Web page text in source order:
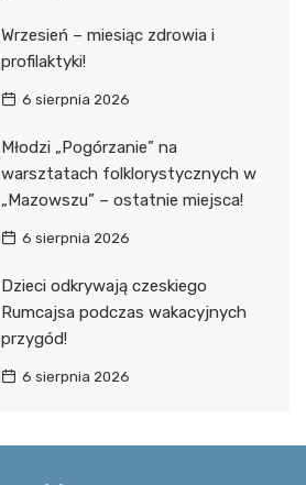
Wrzesień – miesiąc zdrowia i
profilaktyki!
6 sierpnia 2026
Młodzi „Pogórzanie” na
warsztatach folklorystycznych w
„Mazowszu” – ostatnie miejsca!
6 sierpnia 2026
Dzieci odkrywają czeskiego
Rumcajsa podczas wakacyjnych
przygód!
6 sierpnia 2026